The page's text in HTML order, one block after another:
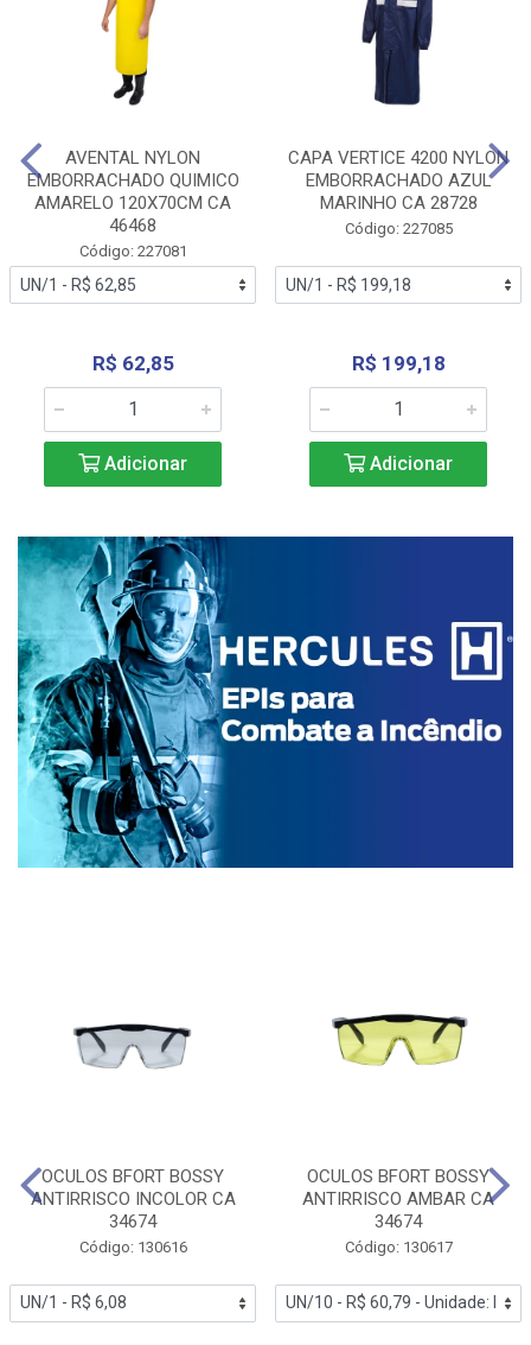
AVENTAL NYLON
EMBORRACHADO QUIMICO
AMARELO 120X70CM CA
46468
Código: 227081
R$ 62,85
Adicionar
CAPA VERTICE 4200 NYLON
EMBORRACHADO AZUL
MARINHO CA 28728
Código: 227085
R$ 199,18
Adicionar
OCULOS BFORT BOSSY
ANTIRRISCO INCOLOR CA
34674
Código: 130616
OCULOS BFORT BOSSY
ANTIRRISCO AMBAR CA
34674
Código: 130617